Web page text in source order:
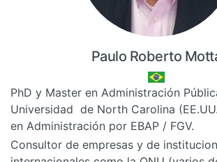
Paulo Roberto
PhD y Master en Administración
Universidad de North Carolina
en Administración por EBAP / FGV.
Consultor de empresas y de